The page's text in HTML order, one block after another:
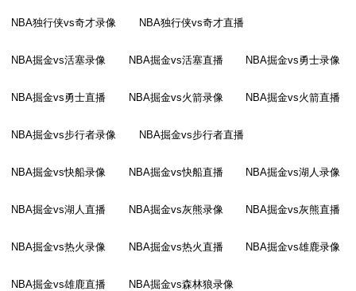
NBA独行侠vs奇才录像 NBA独行侠vs奇才直播
NBA掘金vs活塞录像 NBA掘金vs活塞直播 NBA掘金vs勇士录像
NBA掘金vs勇士直播 NBA掘金vs火箭录像 NBA掘金vs火箭直播
NBA掘金vs步行者录像 NBA掘金vs步行者直播
NBA掘金vs快船录像 NBA掘金vs快船直播 NBA掘金vs湖人录像
NBA掘金vs湖人直播 NBA掘金vs灰熊录像 NBA掘金vs灰熊直播
NBA掘金vs热火录像 NBA掘金vs热火直播 NBA掘金vs雄鹿录像
NBA掘金vs雄鹿直播 NBA掘金vs森林狼录像